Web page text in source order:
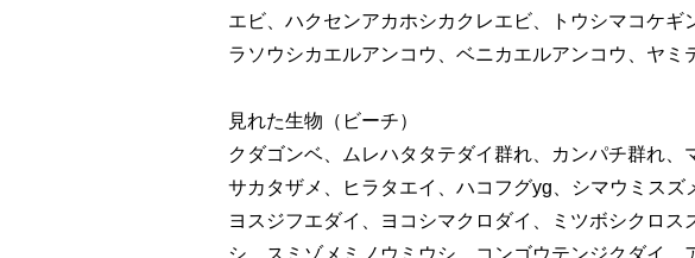
エビ、ハクセンアカホシカクレエビ、トウシマコケ
ラソウシカエルアンコウ、ベニカエルアンコウ、ヤミ
見れた生物（ビーチ）
クダゴンベ、ムレハタタテダイ群れ、カンパチ群れ
サカタザメ、ヒラタエイ、ハコフグyg、シマウミス
ヨスジフエダイ、ヨコシマクロダイ、ミツボシクロ